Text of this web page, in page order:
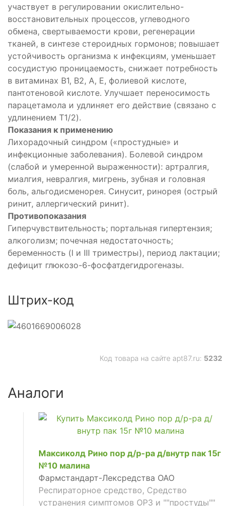
участвует в регулировании окислительно-
восстановительных процессов, углеводного
обмена, свертываемости крови, регенерации
тканей, в синтезе стероидных гормонов; повышает
устойчивость организма к инфекциям, уменьшает
сосудистую проницаемость, снижает потребность
в витаминах B1, B2, А, Е, фолиевой кислоте,
пантотеновой кислоте. Улучшает переносимость
парацетамола и удлиняет его действие (связано с
удлинением T1/2).
Показания к применению
Лихорадочный синдром («простудные» и
инфекционные заболевания). Болевой синдром
(слабой и умеренной выраженности): артралгия,
миалгия, невралгия, мигрень, зубная и головная
боль, альгодисменорея. Синусит, ринорея (острый
ринит, аллергический ринит).
Противопоказания
Гиперчувствительность; портальная гипертензия;
алкоголизм; почечная недостаточность;
беременность (I и III триместры), период лактации;
дефицит глюкозо-6-фосфатдегидрогеназы.
Штрих-код
Код товара на сайте apt87.ru: 5232
Аналоги
Максиколд Рино пор д/р-ра д/внутр пак 15г
№10 малина
Фармстандарт-Лексредства ОАО
Респираторное средство, Средство
устранения симптомов ОРЗ и ""простуды""